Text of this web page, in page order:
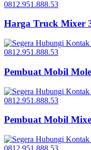
Harga Truck Mixer
Pembuat Mobil
Pembuat Mobil